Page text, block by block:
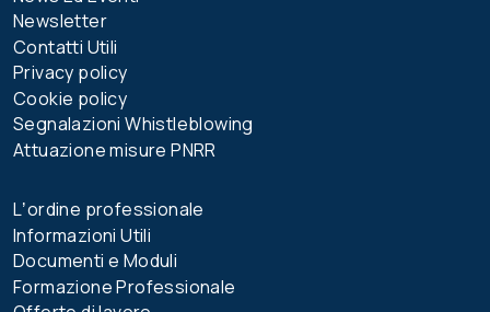
Newsletter
Contatti Utili
Privacy policy
Cookie policy
Segnalazioni Whistleblowing
Attuazione misure PNRR
Lʼordine professionale
Informazioni Utili
Documenti e Moduli
Formazione Professionale